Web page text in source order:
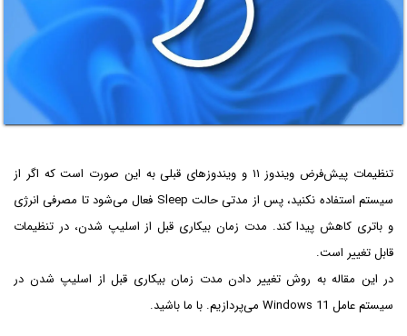
تنظیمات پیش‌فرض ویندوز ۱۱ و ویندوزهای قبلی به این صورت است که اگر از
سیستم استفاده نکنید، پس از مدتی حالت Sleep فعال می‌شود تا مصرفی انرژی
و باتری کاهش پیدا کند. مدت زمان بیکاری قبل از اسلیپ شدن، در تنظیمات
قابل تغییر است.
در این مقاله به روش تغییر دادن مدت زمان بیکاری قبل از اسلیپ شدن در
سیستم عامل Windows 11 می‌پردازیم. با ما باشید.